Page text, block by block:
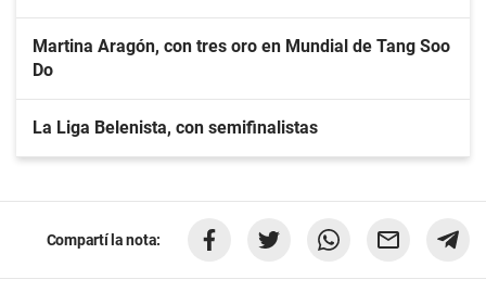
Martina Aragón, con tres oro en Mundial de Tang Soo
Do
La Liga Belenista, con semifinalistas
Compartí la nota: